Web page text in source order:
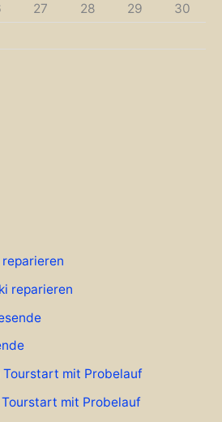
27 28 29
30
reparieren
Tourstart mit Probelauf
Tourstart mit Probelauf